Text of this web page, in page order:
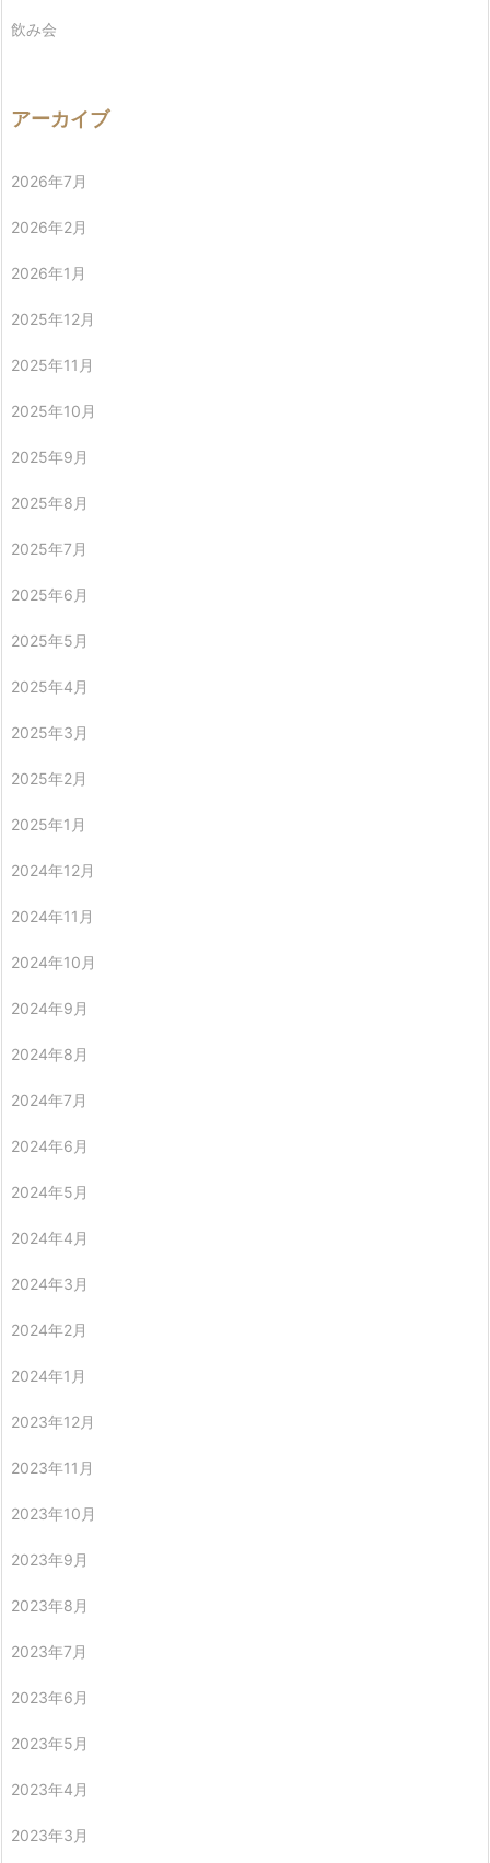
飲み会
アーカイブ
2026年7月
2026年2月
2026年1月
2025年12月
2025年11月
2025年10月
2025年9月
2025年8月
2025年7月
2025年6月
2025年5月
2025年4月
2025年3月
2025年2月
2025年1月
2024年12月
2024年11月
2024年10月
2024年9月
2024年8月
2024年7月
2024年6月
2024年5月
2024年4月
2024年3月
2024年2月
2024年1月
2023年12月
2023年11月
2023年10月
2023年9月
2023年8月
2023年7月
2023年6月
2023年5月
2023年4月
2023年3月